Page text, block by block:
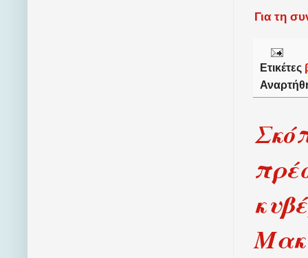
Για τη
Ετικέτες